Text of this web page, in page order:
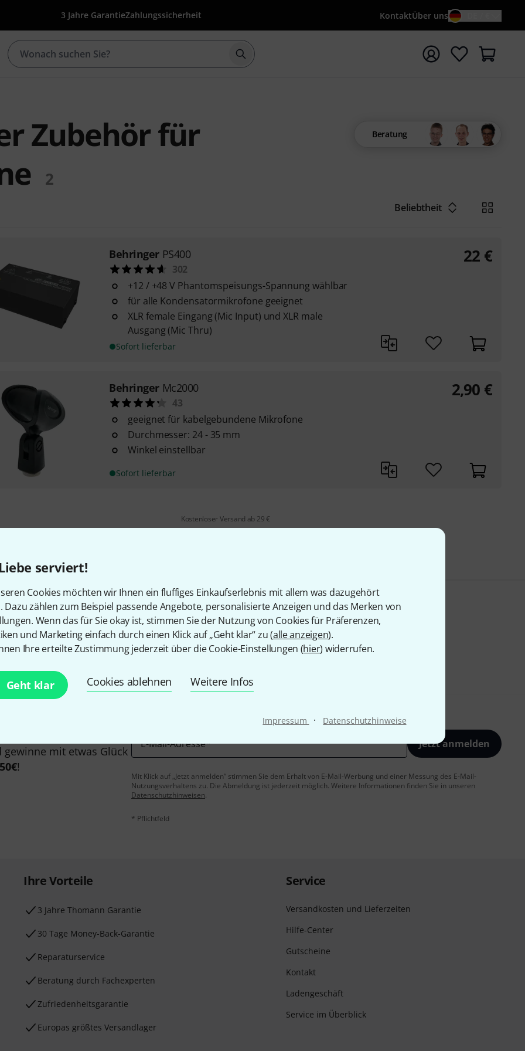
serviert!
Cookies möchten wir Ihnen ein fluffiges Einkaufserlebnis mit allem was dazugehört
Dazu zählen zum Beispiel passende Angebote, personalisierte Anzeigen und das Merken von
Wenn das für Sie okay ist, stimmen Sie der Nutzung von Cookies für Präferenzen,
und Marketing einfach durch einen Klick auf „Geht klar“ zu (alle anzeigen).
Ihre erteilte Zustimmung jederzeit über die Cookie-Einstellungen (hier) widerrufen.
Geht klar Cookies ablehnen Weitere Infos
Impressum · Datenschutzhinweise
3 Jahre GarantieZahlungssicherheit KontaktÜber uns
Suche mit Suchwort {searchTerm} starten
Zubehör für
2
Beratung
Beliebtheit
Behringer PS400
302
+12 / +48 V Phantomspeisungs-Spannung wählbar
für alle Kondensatormikrofone geeignet
XLR female Eingang (Mic Input) und XLR male
Ausgang (Mic Thru)
Sofort lieferbar
22 €
Behringer Mc2000
43
geeignet für kabelgebundene Mikrofone
Durchmesser: 24 - 35 mm
Winkel einstellbar
Sofort lieferbar
2,90 €
Kostenloser Versand ab 29 €
Gefällt Ihnen, was Sie sehen?
Teilen Hilfe & Feedback
mit etwas Glück
50€!
E-Mail-Adresse* Jetzt anmelden
Mit Klick auf „Jetzt anmelden“ stimmen Sie dem Erhalt von E-Mail-Werbung und einer Messung des E-Mail-
Nutzungsverhaltens zu. Die Abmeldung ist jederzeit möglich. Weitere Informationen finden Sie in unseren
Datenschutzhinweisen.
* Pflichtfeld
Ihre Vorteile
3 Jahre Thomann Garantie
30 Tage Money-Back-Garantie
Reparaturservice
Beratung durch Fachexperten
Zufriedenheitsgarantie
Europas größtes Versandlager
Service
Versandkosten und Lieferzeiten
Hilfe-Center
Gutscheine
Kontakt
Ladengeschäft
Service im Überblick